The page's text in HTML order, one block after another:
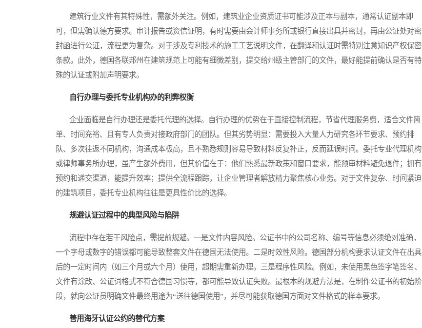
建筑行业文件有其特殊性，需额外关注。例如，建筑业企业资质证书可能涉及正本与副本，通常认证副本即
可，但需确认德方要求。审计报告或资信证明，有时需要由会计师事务所或银行直接出具并密封，再由公证处对密
封函进行公证，流程更为复杂。对于涉及专利技术的施工工艺说明文件，在翻译和认证时需特别注意知识产权保密
条款。此外，德国各联邦州在建筑规范上可能有细微差别，提交给州级主管部门的文件，最好能提前确认是否有特
殊的认证或附加声明要求。
自行办理与委托专业机构办的利弊权衡
企业面临是自行办理还是委托代理的选择。自行办理的优势在于直接控制流程，节省代理服务费，适合文件简
单、时间充裕、且有专人负责对接政府部门的团队。但其劣势明显：需要投入大量人力研究各环节要求、预约排
队、多次往返不同机构，沟通成本极高，且不熟悉规则容易导致材料反复补正，反而延误时间。委托专业代理机构
或律师事务所办理，虽产生额外费用，但其价值在于：他们熟悉最新政策和窗口要求，能预审材料避免退件；拥有
预约和递交渠道，能提升效率；提供全流程跟踪，让企业管理者解放精力聚焦核心业务。对于文件复杂、时间紧迫
的建筑项目，委托专业机构往往是更具性价比的选择。
规避认证过程中的典型风险与陷阱
流程中存在若干风险点，需提前规避。一是文件内容风险。公证书中的公司名称、编号等信息必须绝对准确，
一个字母或数字的错误都可能导致整套文件在德国无法使用。二是时效性风险。德国部分机构要求认证文件在出具
后的一定时间内（如三个月或六个月）使用，超期需重新办理。三是程序性风险。例如，未使用黑色签字笔签名、
文件有涂改、公证词格式不符合德国习惯等，都可能导致认证失败。最根本的规避方法是，在制作公证书的初始阶
段，就向公证员明确文件最终用途为“送往德国使用”，并尽可能获取德国方面对文件格式的样本要求。
善用海牙认证公约的替代方案